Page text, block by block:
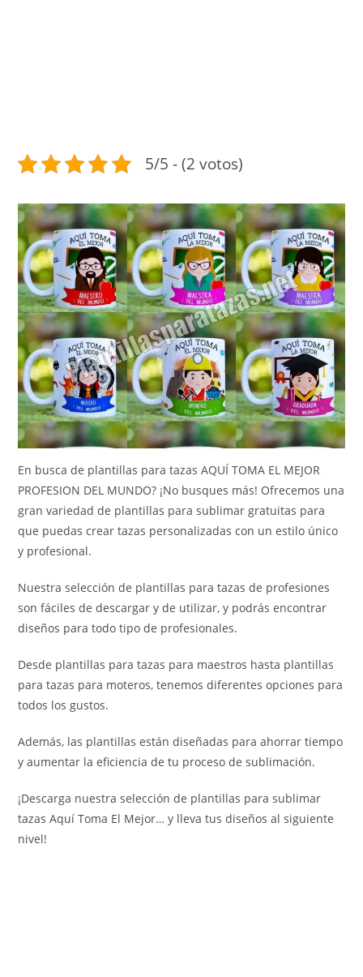
5/5 - (2 votos)
En busca de plantillas para tazas AQUÍ TOMA EL MEJOR
PROFESION DEL MUNDO? ¡No busques más! Ofrecemos una
gran variedad de plantillas para sublimar gratuitas para
que puedas crear tazas personalizadas con un estilo único
y profesional.
Nuestra selección de plantillas para tazas de profesiones
son fáciles de descargar y de utilizar, y podrás encontrar
diseños para todo tipo de profesionales.
Desde plantillas para tazas para maestros hasta plantillas
para tazas para moteros, tenemos diferentes opciones para
todos los gustos.
Además, las plantillas están diseñadas para ahorrar tiempo
y aumentar la eficiencia de tu proceso de sublimación.
¡Descarga nuestra selección de plantillas para sublimar
tazas Aquí Toma El Mejor… y lleva tus diseños al siguiente
nivel!